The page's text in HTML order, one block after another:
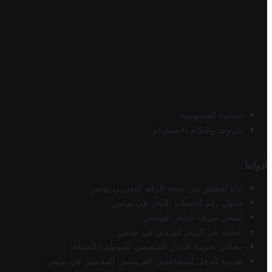
سياسة الخصوصية
شروط وأحكام الاستخدام
أدواتنا
أداة التحقق من صحة الرقم الضريبي تونس
محول رقم الحساب الآيبان في تونس
أسعار صرف الدينار التونسي
البحث عن الرمز البريدي في تونس
محاكي ضريبة الدخل الشخصي للموظف/المتقاعد
ضريبة الدخل للمتقاعدين الفرنسيين المقيمين في تونس